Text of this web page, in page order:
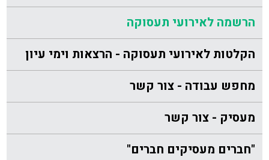
הרשמה לאירועי תעסוקה
הקלטות לאירועי תעסוקה - הרצאות וימי עיון
מחפש עבודה - צור קשר
מעסיק - צור קשר
"חברים מעסיקים חברים"